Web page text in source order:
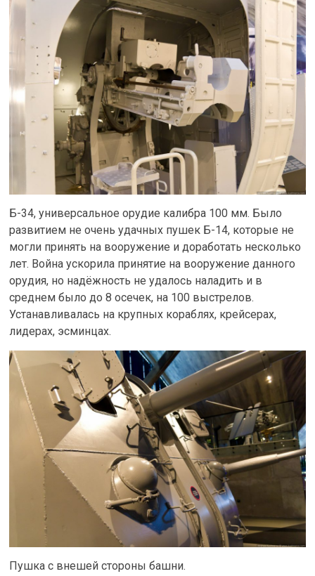
Б-34, универсальное орудие калибра 100 мм. Было
развитием не очень удачных пушек Б-14, которые не
могли принять на вооружение и доработать несколько
лет. Война ускорила принятие на вооружение данного
орудия, но надёжность не удалось наладить и в
среднем было до 8 осечек, на 100 выстрелов.
Устанавливалась на крупных кораблях, крейсерах,
лидерах, эсминцах.
Пушка с внешей стороны башни.